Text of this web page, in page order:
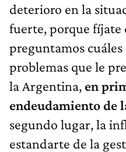
deterioro en la
fuerte, porque fíjate
preguntamos
problemas que le
la Argentina, en
endeudamiento de
segundo lugar, la
estandarte de la